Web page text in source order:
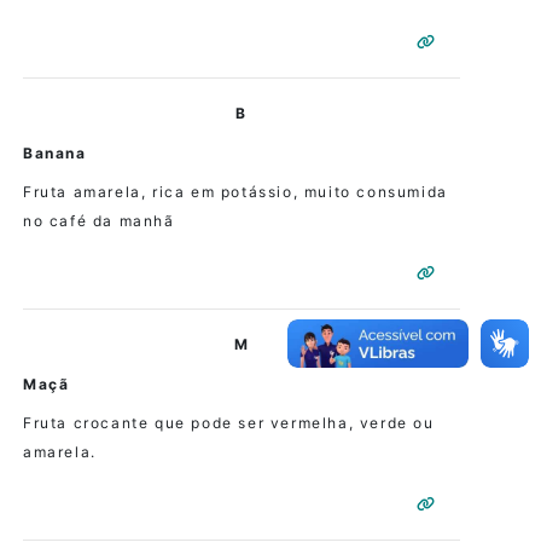
B
Banana
Fruta amarela, rica em potássio, muito consumida
no café da manhã
M
Maçã
Fruta crocante que pode ser vermelha, verde ou
amarela.